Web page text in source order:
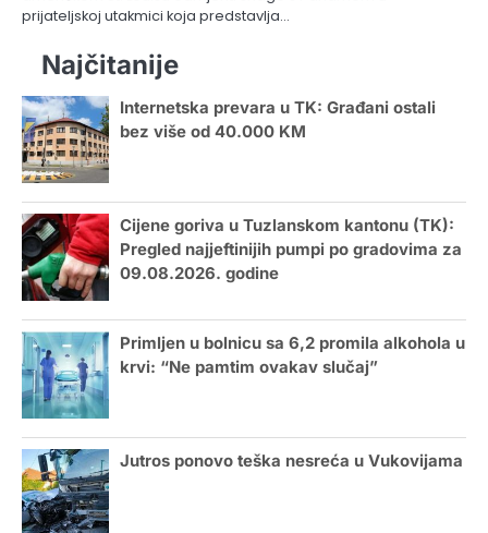
prijateljskoj utakmici koja predstavlja…
Najčitanije
Internetska prevara u TK: Građani ostali
bez više od 40.000 KM
Cijene goriva u Tuzlanskom kantonu (TK):
Pregled najjeftinijih pumpi po gradovima za
09.08.2026. godine
Primljen u bolnicu sa 6,2 promila alkohola u
krvi: “Ne pamtim ovakav slučaj”
Jutros ponovo teška nesreća u Vukovijama